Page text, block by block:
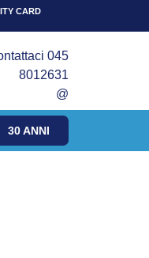
ORDINI A
CARD
045
8012631
@
30 ANNI